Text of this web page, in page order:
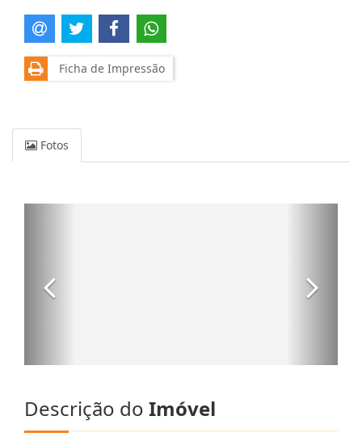
Ficha de Impressão
Fotos
Descrição do Imóvel